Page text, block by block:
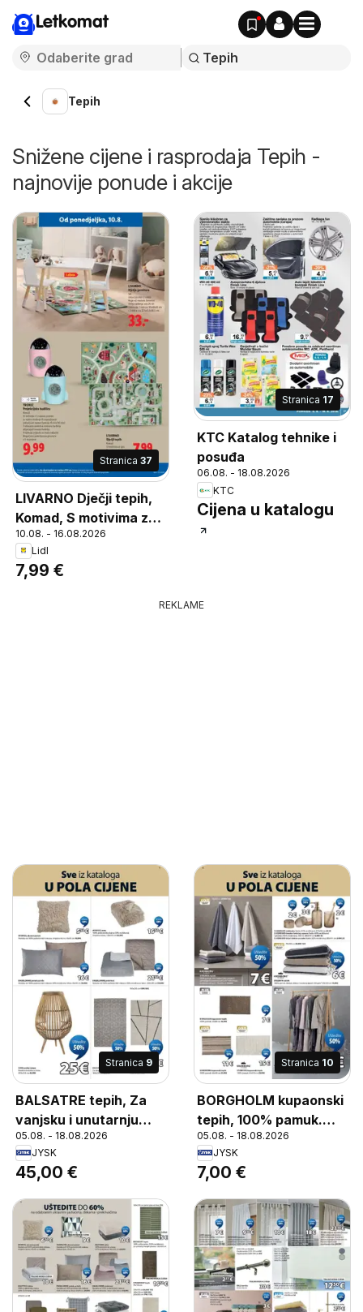
Letkomat
Tepih
Snižene cijene i rasprodaja Tepih -
najnovije ponude i akcije
Stranica 37
LIVARNO Dječji tepih,
Komad, S motivima za
igru, Protuklizna donja
strana, Dimenzije: cca
75x133 cm
10.08. - 16.08.2026
Lidl
7,99 €
Stranica 17
KTC Katalog tehnike i
posuđa
06.08. - 18.08.2026
KTC
Cijena u katalogu
REKLAME
Stranica 9
BALSATRE tepih, Za
vanjsku i unutarnju
upotrebu. 160x230 cm
05.08. - 18.08.2026
JYSK
45,00 €
Stranica 10
BORGHOLM kupaonski
tepih, 100% pamuk.
50x80 cm
05.08. - 18.08.2026
JYSK
7,00 €